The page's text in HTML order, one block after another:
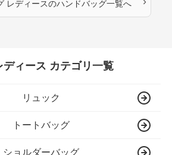
レディースのハンドバッグ一覧へ
ディース カテゴリ一覧
リュック
トートバッグ
ショルダーバッグ